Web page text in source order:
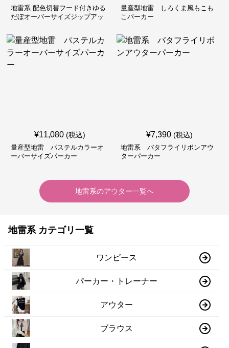
地雷系 配色切替フード付きゆる
だぼオーバーサイズジップアッ
量産型地雷 しろくま風もこも
こパーカー
¥11,080 (税込)
量産型地雷 パステルカラーオ
ーバーサイズパーカー
¥7,390 (税込)
地雷系 バタフライリボンアウ
ターパーカー
地雷系のアウター一覧へ
地雷系 カテゴリ一覧
ワンピース
パーカー・トレーナー
アウター
ブラウス